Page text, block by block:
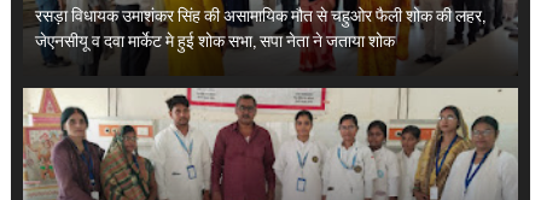
रसड़ा विधायक उमाशंकर सिंह की असामायिक मौत से चहुओर फैली शोक की लहर,
जेएनसीयू व दवा मार्केट मे हुई शोक सभा, सपा नेता ने जताया शोक